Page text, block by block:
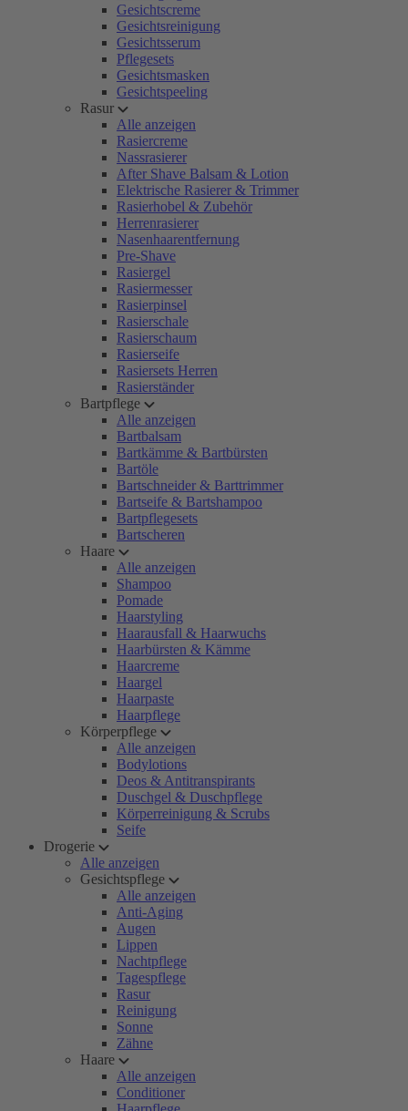
Gesichtscreme
Gesichtsreinigung
Gesichtsserum
Pflegesets
Gesichtsmasken
Gesichtspeeling
Rasur
Alle anzeigen
Rasiercreme
Nassrasierer
After Shave Balsam & Lotion
Elektrische Rasierer & Trimmer
Rasierhobel & Zubehör
Herrenrasierer
Nasenhaarentfernung
Pre-Shave
Rasiergel
Rasiermesser
Rasierpinsel
Rasierschale
Rasierschaum
Rasierseife
Rasiersets Herren
Rasierständer
Bartpflege
Alle anzeigen
Bartbalsam
Bartkämme & Bartbürsten
Bartöle
Bartschneider & Barttrimmer
Bartseife & Bartshampoo
Bartpflegesets
Bartscheren
Haare
Alle anzeigen
Shampoo
Pomade
Haarstyling
Haarausfall & Haarwuchs
Haarbürsten & Kämme
Haarcreme
Haargel
Haarpaste
Haarpflege
Körperpflege
Alle anzeigen
Bodylotions
Deos & Antitranspirants
Duschgel & Duschpflege
Körperreinigung & Scrubs
Seife
Drogerie
Alle anzeigen
Gesichtspflege
Alle anzeigen
Anti-Aging
Augen
Lippen
Nachtpflege
Tagespflege
Rasur
Reinigung
Sonne
Zähne
Haare
Alle anzeigen
Conditioner